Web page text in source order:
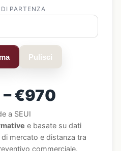
PARTENZA
Pulisci
€970
a SEUI
e basate su dati
mercato e distanza tra
commerciale.